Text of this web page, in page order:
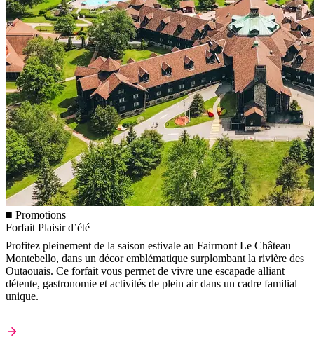
■ Promotions
Forfait Plaisir d’été
Profitez pleinement de la saison estivale au Fairmont Le Château
Montebello, dans un décor emblématique surplombant la rivière des
Outaouais. Ce forfait vous permet de vivre une escapade alliant
détente, gastronomie et activités de plein air dans un cadre familial
unique.